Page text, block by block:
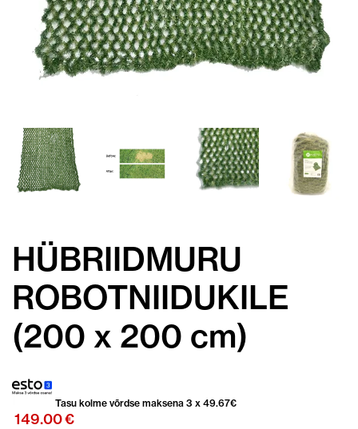
HÜBRIIDMURU
ROBOTNIIDUKILE
(200 x 200 cm)
Tasu kolme võrdse maksena 3 x 49.67€
149.00€